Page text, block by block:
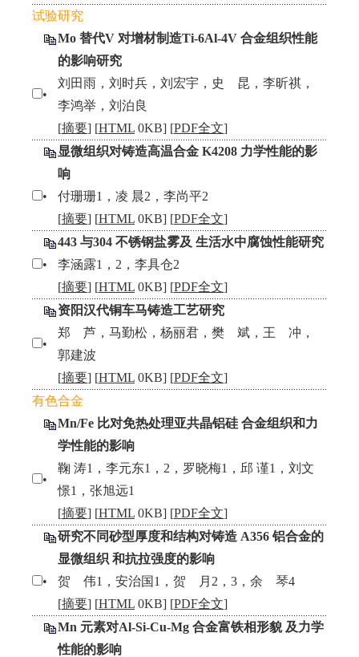
试验研究
Mo 替代V 对增材制造Ti-6Al-4V 合金组织性能
的影响研究
•
刘田雨，刘时兵，刘宏宇，史 昆，李昕祺，
李鸿举，刘泊良
[摘要] [HTML 0KB] [PDF全文]
显微组织对铸造高温合金 K4208 力学性能的影
响
•
付珊珊1，凌 晨2，李尚平2
[摘要] [HTML 0KB] [PDF全文]
443 与304 不锈钢盐雾及 生活水中腐蚀性能研究
•
李涵露1，2，李具仓2
[摘要] [HTML 0KB] [PDF全文]
资阳汉代铜车马铸造工艺研究
•
郑 芦，马勤松，杨丽君，樊 斌，王 冲，
郭建波
[摘要] [HTML 0KB] [PDF全文]
有色合金
Mn/Fe 比对免热处理亚共晶铝硅 合金组织和力
学性能的影响
•
鞠 涛1，李元东1，2，罗晓梅1，邱 谨1，刘文
憬1，张旭远1
[摘要] [HTML 0KB] [PDF全文]
研究不同砂型厚度和结构对铸造 A356 铝合金的
显微组织 和抗拉强度的影响
•
贺 伟1，安治国1，贺 月2，3，余 琴4
[摘要] [HTML 0KB] [PDF全文]
Mn 元素对Al-Si-Cu-Mg 合金富铁相形貌 及力学
性能的影响